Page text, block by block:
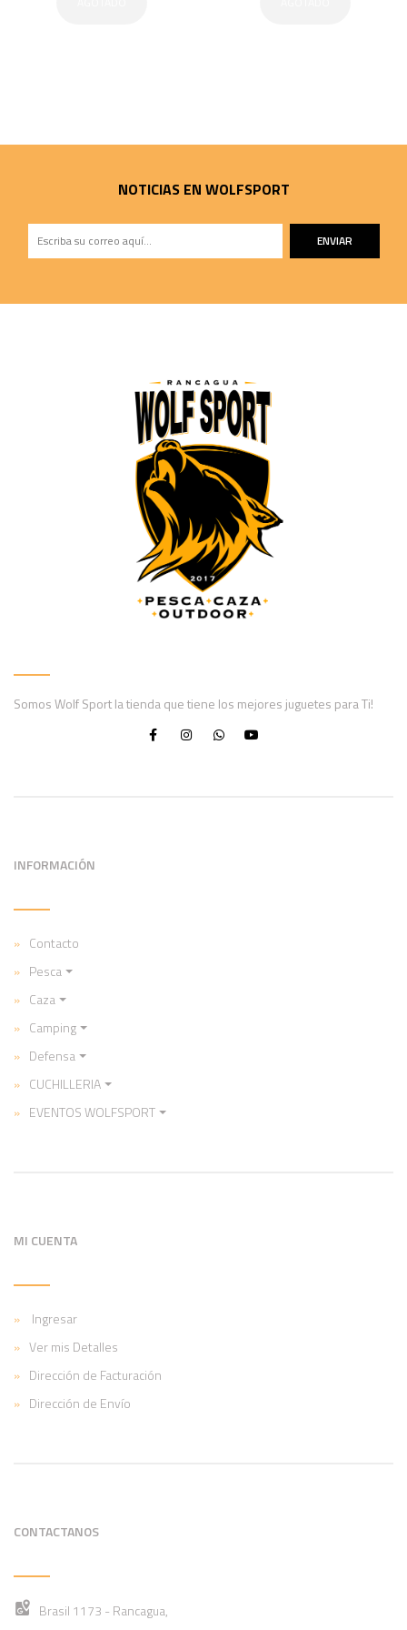
NOTICIAS EN WOLFSPORT
ENVIAR
Somos Wolf Sport la tienda que tiene los mejores juguetes para Ti!
INFORMACIÓN
Contacto
Pesca
Caza
Camping
Defensa
CUCHILLERIA
EVENTOS WOLFSPORT
MI CUENTA
Ingresar
Ver mis Detalles
Dirección de Facturación
Dirección de Envío
CONTACTANOS
Brasil 1173 - Rancagua,